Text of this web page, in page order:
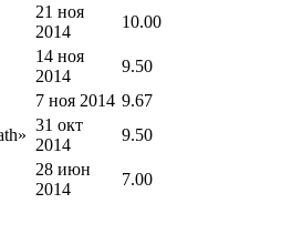
21 ноя
2014
10.00
14 ноя
2014
9.50
7 ноя 2014 9.67
»
31 окт
2014
9.50
28 июн
2014
7.00